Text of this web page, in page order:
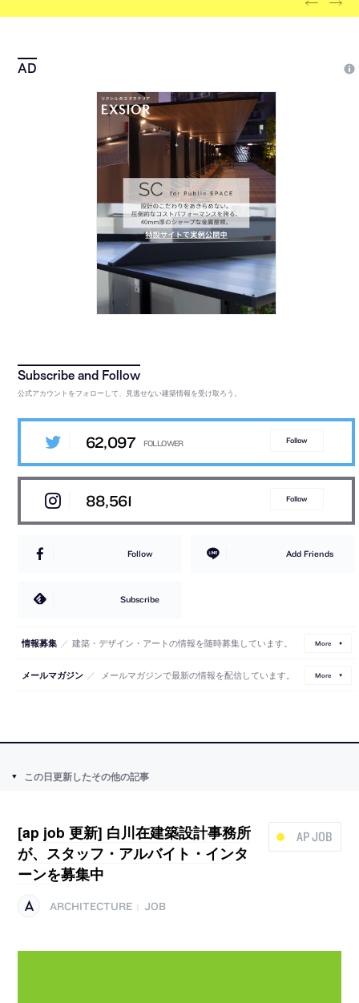
公式アカウントをフォローして、見逃せない建築情報を受け取ろう。
62,097 Follow
88,561 Follow
Follow Add Friends
Subscribe
情報募集 ／ 建築・デザイン・アートの情報を随時募集しています。 More
メールマガジン ／ メールマガジンで最新の情報を配信しています。 More
この日更新したその他の記事
AP JOB
[ap job 更新] 白川在建築設計事務所
が、スタッフ・アルバイト・インタ
ーンを募集中
ARCHITECTURE JOB